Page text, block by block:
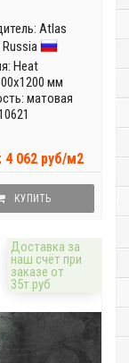
Atlas
Heat
мм
матовая
4 062 руб/м2
КУПИТЬ
Доставка за
наш счёт при
заказе от
35т.руб